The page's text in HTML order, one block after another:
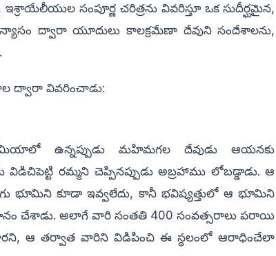
సంపూర్ణ చరిత్రను వివరిస్తూ ఒక సుదీర్ఘమైన,
ద్వారా యూదులు కాలక్రమేణా దేవుని సందేశాలను,
ద్వారా వివరించాడు:
ఉన్నప్పుడు మహిమగల దేవుడు ఆయనకు
విడిచిపెట్టి రమ్మని చెప్పినప్పుడు అబ్రహాము లోబడ్డాడు. ఆ
భూమిని కూడా ఇవ్వలేదు, కానీ భవిష్యత్తులో ఆ భూమిని
చేశాడు. అలాగే వారి సంతతి 400 సంవత్సరాలు పరాయి
ఆ తర్వాత వారిని విడిపించి ఈ స్థలంలో ఆరాధించేలా